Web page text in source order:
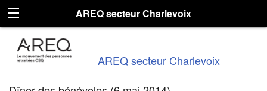
AREQ secteur Charlevoix
AREQ secteur Charlevoix